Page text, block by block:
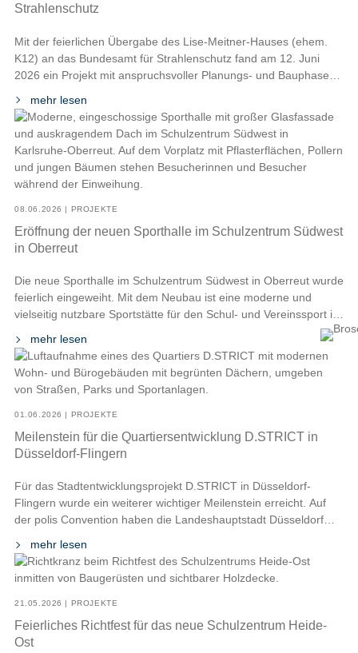
Strahlenschutz
Mit der feierlichen Übergabe des Lise-Meitner-Hauses (ehem.
K12) an das Bundesamt für Strahlenschutz fand am 12. Juni
2026 ein Projekt mit anspruchsvoller Planungs- und Bauphase
Berlin-Karlshorst wird künftig Verwaltungs- und Laborbereiche,
ein radiologisches Lagezentrum sowie ein Service-Center
Dosimetrie beherbergen. Entstanden ist ein architektonisch
markanter Bau nach dem Wettbewerbsentwurf von hks […]
mehr lesen
08.06.2026 | PROJEKTE
Eröffnung der neuen Sporthalle im Schulzentrum Südwest
in Oberreut
Die neue Sporthalle im Schulzentrum Südwest in Oberreut wurde
feierlich eingeweiht. Mit dem Neubau ist eine moderne und
vielseitig nutzbare Sportstätte für den Schul- und Vereinssport in
Karlsruhe entstanden. Künftig wird die Halle von der Engelbert-
Bohn-Schule, der Sophie-Scholl-Realschule, der Anne-Frank-
Schule sowie mehreren Vereinen genutzt. Das Gebäude ersetzt
die frühere Halle aus den 1970er Jahren, die […]
mehr lesen
01.06.2026 | PROJEKTE
Meilenstein für die Quartiersentwicklung D.STRICT in
Düsseldorf-Flingern
Für das Stadtentwicklungsprojekt D.STRICT in Düsseldorf-
Flingern wurde ein weiterer wichtiger Meilenstein erreicht. Auf
der polis Convention haben die Landeshauptstadt Düsseldorf
Eckpunktevereinbarung zum Bebauungsplanverfahren „Metro
Campus“ unterzeichnet. Damit erhält die weitere Entwicklung des
rund 73.200 Quadratmeter großen Areals eine klare Grundlage
für die nächsten Planungsschritte. Ziel ist es, das […]
mehr lesen
21.05.2026 | PROJEKTE
Feierliches Richtfest für das neue Schulzentrum Heide-
Ost